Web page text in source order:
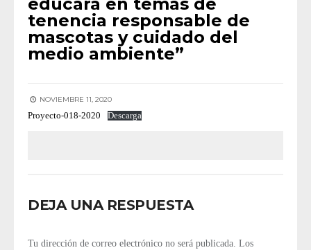
tenencia responsable de
mascotas y cuidado del
medio ambiente”
NOVIEMBRE 11, 2020
Proyecto-018-2020 Descarga
DEJA UNA RESPUESTA
Tu dirección de correo electrónico no será publicada. Los